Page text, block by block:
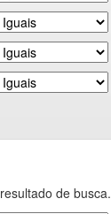
de busca.